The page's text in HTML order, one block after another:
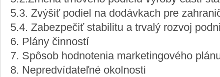
5.3. Zvýšiť podiel na dodávkach pre
5.4. Zabezpečiť stabilitu a trvalý rozvoj
6. Plány činností
7. Spôsob hodnotenia marketingového
8. Nepredvídateľné okolnosti